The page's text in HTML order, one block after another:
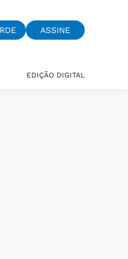
ASSINE
EDIÇÃO DIGITAL